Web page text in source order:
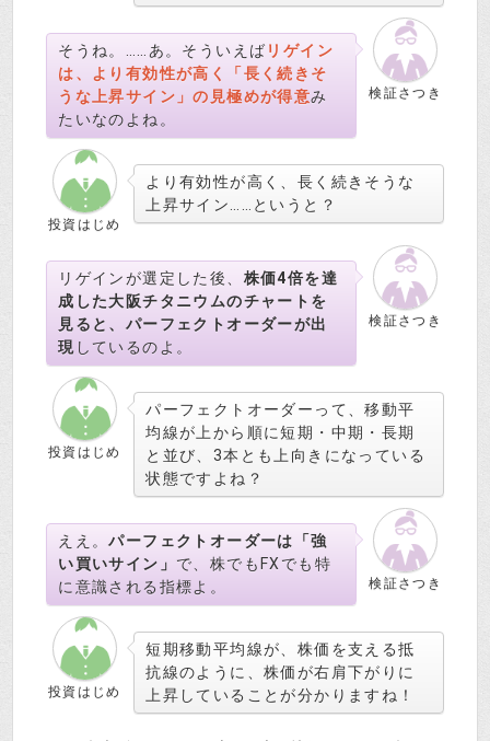
検証さつき
そうね。……あ。そういえば リゲイン
は、より有効性が高く「長く続きそ
うな上昇サイン」の見極めが得意み
たいなのよね。
投資はじめ
より有効性が高く、長く続きそうな
上昇サイン……というと？
検証さつき
リゲインが選定した後、 株価4倍を達
成した大阪チタニウムのチャートを
見ると、パーフェクトオーダーが出
現 しているのよ。
投資はじめ
パーフェクトオーダーって、移動平
均線が上から順に短期・中期・長期
と並び、3本とも上向きになっている
状態ですよね？
検証さつき
ええ。パーフェクトオーダーは「強
い買いサイン」 で、株でもFXでも特
に意識される指標よ。
投資はじめ
短期移動平均線が、株価を支える抵
抗線のように、株価が右肩下がりに
上昇していることが分かりますね！